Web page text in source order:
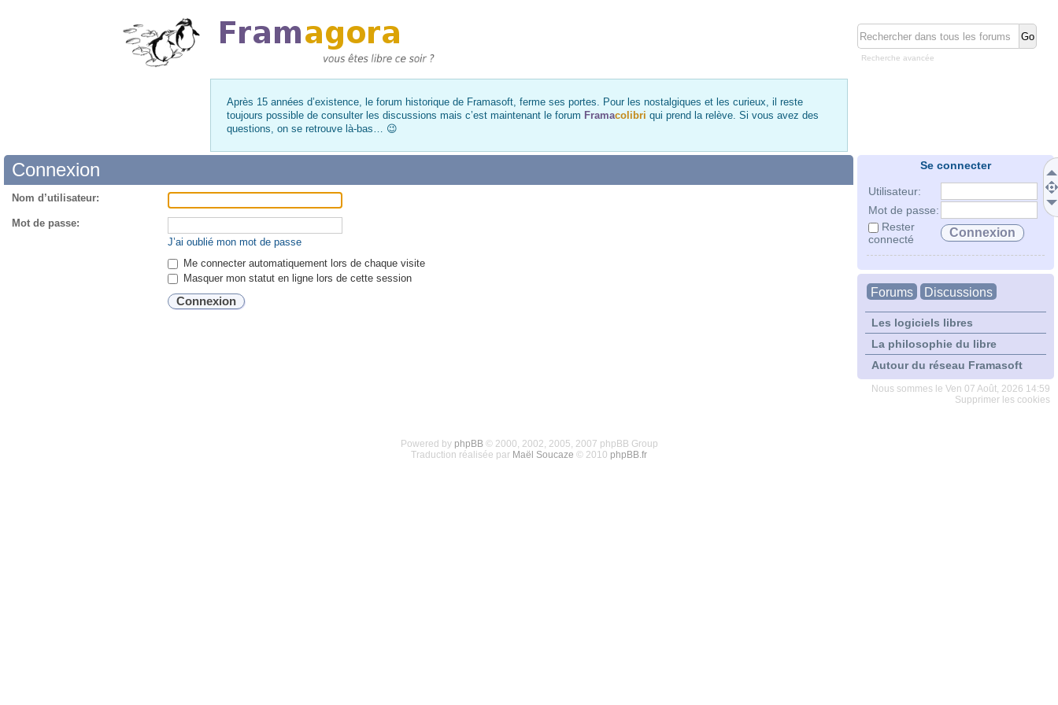
Recherche avancée
Après 15 années d’existence, le forum historique de Framasoft, ferme ses portes. Pour les nostalgiques et les curieux, il reste
toujours possible de consulter les discussions mais c’est maintenant le forum Framacolibri qui prend la relève. Si vous avez des
questions, on se retrouve là-bas… 😉
Se connecter
Utilisateur:
Mot de passe:
Rester
connecté
Forums Discussions
Les logiciels libres
La philosophie du libre
Autour du réseau Framasoft
Nous sommes le Ven 07 Août, 2026 14:59
Supprimer les cookies
Connexion
Nom d’utilisateur:
Mot de passe:
J’ai oublié mon mot de passe
Me connecter automatiquement lors de chaque visite
Masquer mon statut en ligne lors de cette session
Powered by phpBB© 2000, 2002, 2005, 2007 phpBB Group
Traduction réalisée par Maël Soucaze © 2010 phpBB.fr